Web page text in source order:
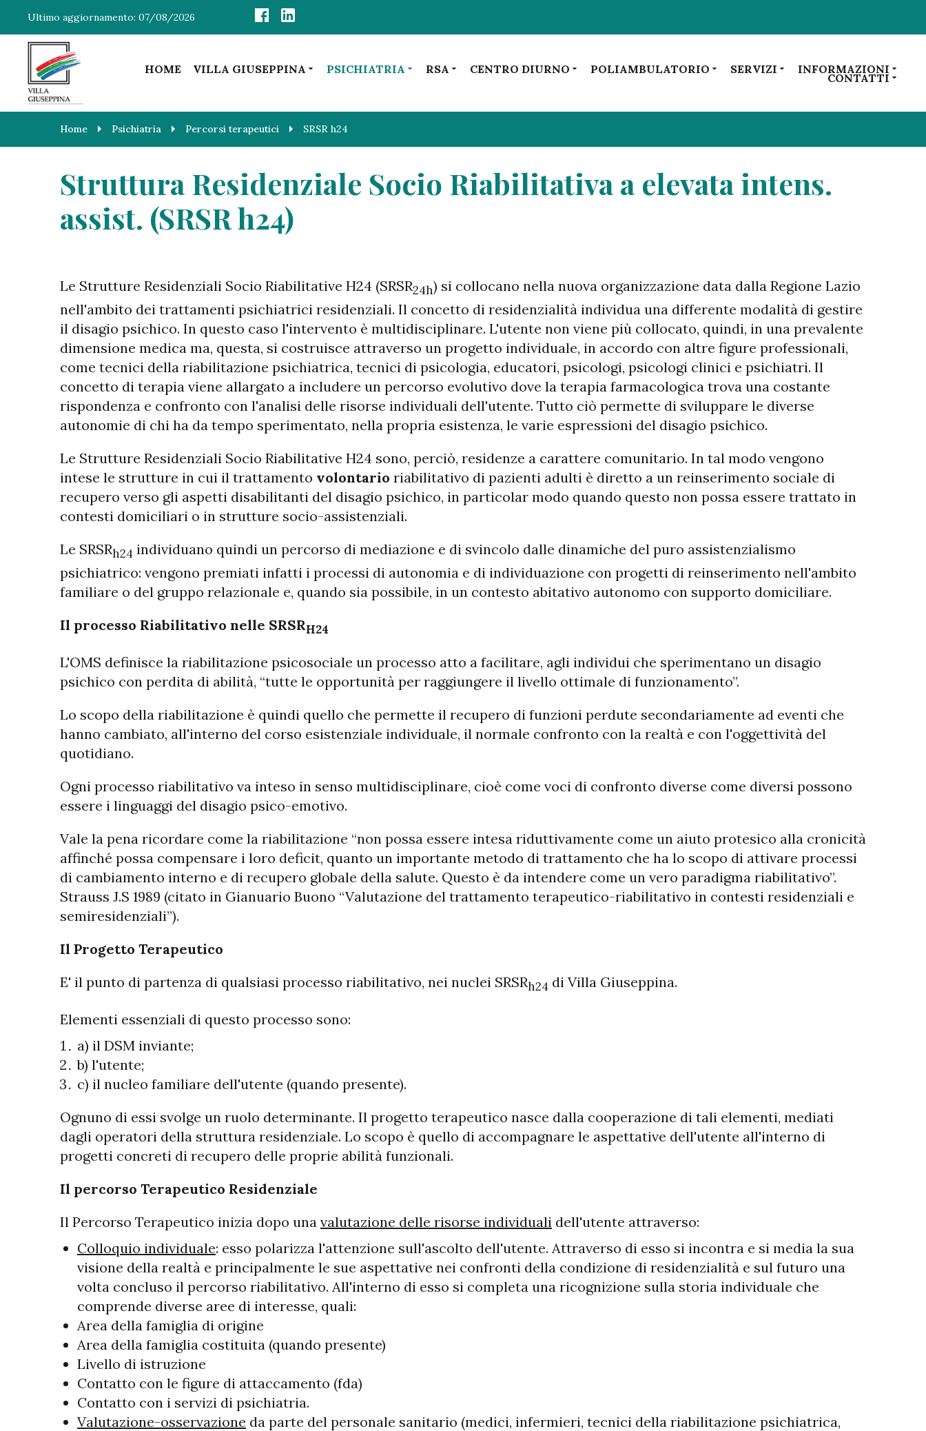
Ultimo aggiornamento: 07/08/2026
HOME VILLA GIUSEPPINA PSICHIATRIA RSA CENTRO DIURNO POLIAMBULATORIO SERVIZI INFORMAZIONI
CONTATTI
Home Psichiatria Percorsi terapeutici SRSR h24
Struttura Residenziale Socio Riabilitativa a elevata intens.
assist. (SRSR h24)
Le Strutture Residenziali Socio Riabilitative H24 (SRSR24h) si collocano nella nuova organizzazione data dalla Regione Lazio
nell'ambito dei trattamenti psichiatrici residenziali. Il concetto di residenzialità individua una differente modalità di gestire
il disagio psichico. In questo caso l'intervento è multidisciplinare. L'utente non viene più collocato, quindi, in una prevalente
dimensione medica ma, questa, si costruisce attraverso un progetto individuale, in accordo con altre figure professionali,
come tecnici della riabilitazione psichiatrica, tecnici di psicologia, educatori, psicologi, psicologi clinici e psichiatri. Il
concetto di terapia viene allargato a includere un percorso evolutivo dove la terapia farmacologica trova una costante
rispondenza e confronto con l'analisi delle risorse individuali dell'utente. Tutto ciò permette di sviluppare le diverse
autonomie di chi ha da tempo sperimentato, nella propria esistenza, le varie espressioni del disagio psichico.
Le Strutture Residenziali Socio Riabilitative H24 sono, perciò, residenze a carattere comunitario. In tal modo vengono
intese le strutture in cui il trattamento volontario riabilitativo di pazienti adulti è diretto a un reinserimento sociale di
recupero verso gli aspetti disabilitanti del disagio psichico, in particolar modo quando questo non possa essere trattato in
contesti domiciliari o in strutture socio-assistenziali.
Le SRSRh24 individuano quindi un percorso di mediazione e di svincolo dalle dinamiche del puro assistenzialismo
psichiatrico: vengono premiati infatti i processi di autonomia e di individuazione con progetti di reinserimento nell'ambito
familiare o del gruppo relazionale e, quando sia possibile, in un contesto abitativo autonomo con supporto domiciliare.
Il processo Riabilitativo nelle SRSRH24
L'OMS definisce la riabilitazione psicosociale un processo atto a facilitare, agli individui che sperimentano un disagio
psichico con perdita di abilità, “tutte le opportunità per raggiungere il livello ottimale di funzionamento”.
Lo scopo della riabilitazione è quindi quello che permette il recupero di funzioni perdute secondariamente ad eventi che
hanno cambiato, all'interno del corso esistenziale individuale, il normale confronto con la realtà e con l'oggettività del
quotidiano.
Ogni processo riabilitativo va inteso in senso multidisciplinare, cioè come voci di confronto diverse come diversi possono
essere i linguaggi del disagio psico-emotivo.
Vale la pena ricordare come la riabilitazione “non possa essere intesa riduttivamente come un aiuto protesico alla cronicità
affinché possa compensare i loro deficit, quanto un importante metodo di trattamento che ha lo scopo di attivare processi
di cambiamento interno e di recupero globale della salute. Questo è da intendere come un vero paradigma riabilitativo”.
Strauss J.S 1989 (citato in Gianuario Buono “Valutazione del trattamento terapeutico-riabilitativo in contesti residenziali e
semiresidenziali”).
Il Progetto Terapeutico
E' il punto di partenza di qualsiasi processo riabilitativo, nei nuclei SRSRh24 di Villa Giuseppina.
Elementi essenziali di questo processo sono:
a) il DSM inviante;
b) l'utente;
c) il nucleo familiare dell'utente (quando presente).
Ognuno di essi svolge un ruolo determinante. Il progetto terapeutico nasce dalla cooperazione di tali elementi, mediati
dagli operatori della struttura residenziale. Lo scopo è quello di accompagnare le aspettative dell'utente all'interno di
progetti concreti di recupero delle proprie abilità funzionali.
Il percorso Terapeutico Residenziale
Il Percorso Terapeutico inizia dopo una valutazione delle risorse individuali dell'utente attraverso:
Colloquio individuale: esso polarizza l'attenzione sull'ascolto dell'utente. Attraverso di esso si incontra e si media la sua
visione della realtà e principalmente le sue aspettative nei confronti della condizione di residenzialità e sul futuro una
volta concluso il percorso riabilitativo. All'interno di esso si completa una ricognizione sulla storia individuale che
comprende diverse aree di interesse, quali:
Area della famiglia di origine
Area della famiglia costituita (quando presente)
Livello di istruzione
Contatto con le figure di attaccamento (fda)
Contatto con i servizi di psichiatria.
Valutazione-osservazione da parte del personale sanitario (medici, infermieri, tecnici della riabilitazione psichiatrica,